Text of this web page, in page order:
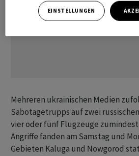
Mehreren ukrainischen Medien
Sabotagetrupps auf zwei
vier oder fünf Flugzeuge
Angriffe fanden am Samstag und
Gebieten Kaluga und Nowgorod
EINSTELLUNGEN